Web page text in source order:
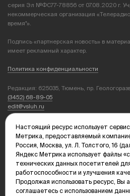
серия Эл №ФС77-78856 от 07.08.2020 г.
некоммерческая организация
время"».
Подпись «партнерская новость» в
имеет рекламный характер.
Политика конфиденциальности
Редакция: 625035, Тюмень, пр.
(3452) 68-89-05
edit@vsluh.ru
Главный редактор: Панкина Т.Ю.
kika@vsluh.ru
По вопросам рекламы:
(3452) 68-89-78
kotovaev@sibinformburo.ru
mim@vsluh.ru
Настоящий ресурс использует
Метрика, предоставляемый
Россия, Москва, ул. Л. Толстого, 16
Яндекс Метрика использует файлы
технических данных посетителей
работоспособности и улучшения
Продолжая использовать ресурс, Вы
соглашаетесь с использованием